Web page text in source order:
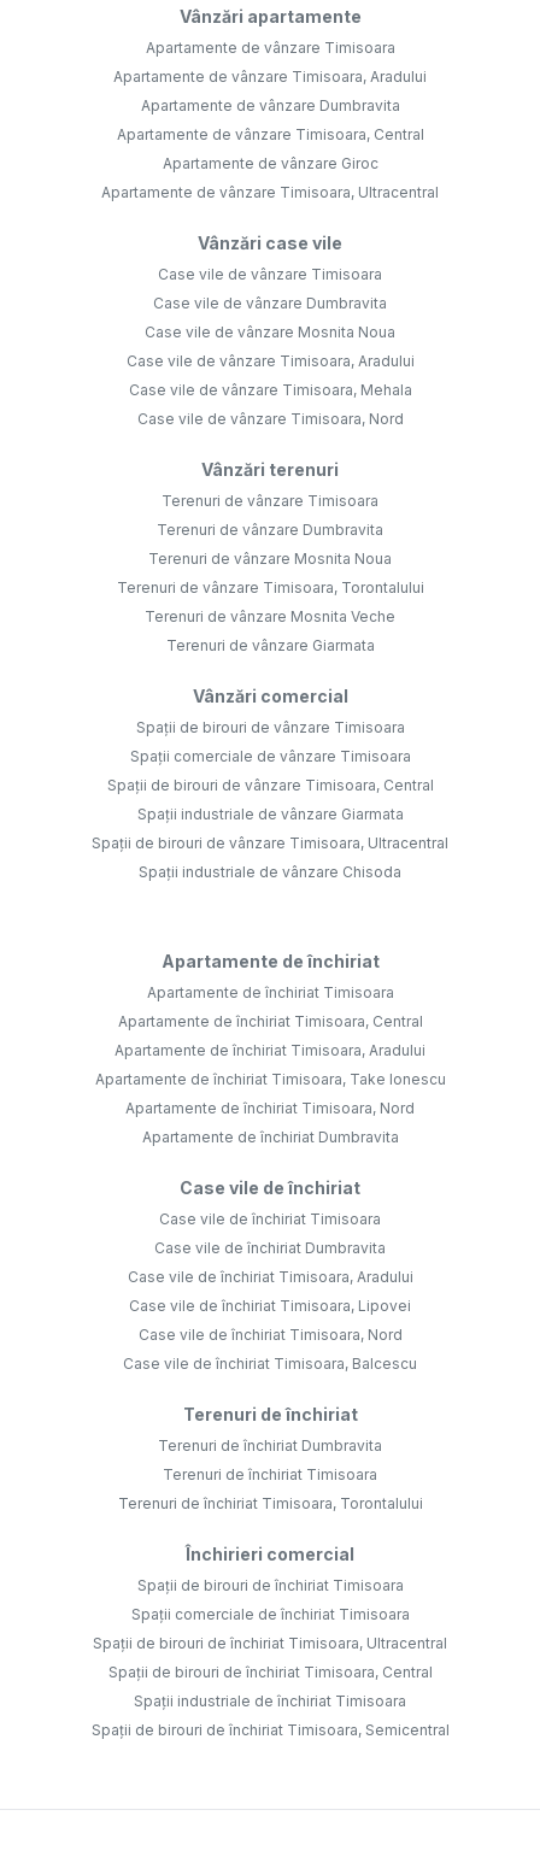
Vânzări apartamente
Apartamente de vânzare Timisoara
Apartamente de vânzare Timisoara, Aradului
Apartamente de vânzare Dumbravita
Apartamente de vânzare Timisoara, Central
Apartamente de vânzare Giroc
Apartamente de vânzare Timisoara, Ultracentral
Vânzări case vile
Case vile de vânzare Timisoara
Case vile de vânzare Dumbravita
Case vile de vânzare Mosnita Noua
Case vile de vânzare Timisoara, Aradului
Case vile de vânzare Timisoara, Mehala
Case vile de vânzare Timisoara, Nord
Vânzări terenuri
Terenuri de vânzare Timisoara
Terenuri de vânzare Dumbravita
Terenuri de vânzare Mosnita Noua
Terenuri de vânzare Timisoara, Torontalului
Terenuri de vânzare Mosnita Veche
Terenuri de vânzare Giarmata
Vânzări comercial
Spații de birouri de vânzare Timisoara
Spații comerciale de vânzare Timisoara
Spații de birouri de vânzare Timisoara, Central
Spații industriale de vânzare Giarmata
Spații de birouri de vânzare Timisoara, Ultracentral
Spații industriale de vânzare Chisoda
Apartamente de închiriat
Apartamente de închiriat Timisoara
Apartamente de închiriat Timisoara, Central
Apartamente de închiriat Timisoara, Aradului
Apartamente de închiriat Timisoara, Take Ionescu
Apartamente de închiriat Timisoara, Nord
Apartamente de închiriat Dumbravita
Case vile de închiriat
Case vile de închiriat Timisoara
Case vile de închiriat Dumbravita
Case vile de închiriat Timisoara, Aradului
Case vile de închiriat Timisoara, Lipovei
Case vile de închiriat Timisoara, Nord
Case vile de închiriat Timisoara, Balcescu
Terenuri de închiriat
Terenuri de închiriat Dumbravita
Terenuri de închiriat Timisoara
Terenuri de închiriat Timisoara, Torontalului
Închirieri comercial
Spații de birouri de închiriat Timisoara
Spații comerciale de închiriat Timisoara
Spații de birouri de închiriat Timisoara, Ultracentral
Spații de birouri de închiriat Timisoara, Central
Spații industriale de închiriat Timisoara
Spații de birouri de închiriat Timisoara, Semicentral